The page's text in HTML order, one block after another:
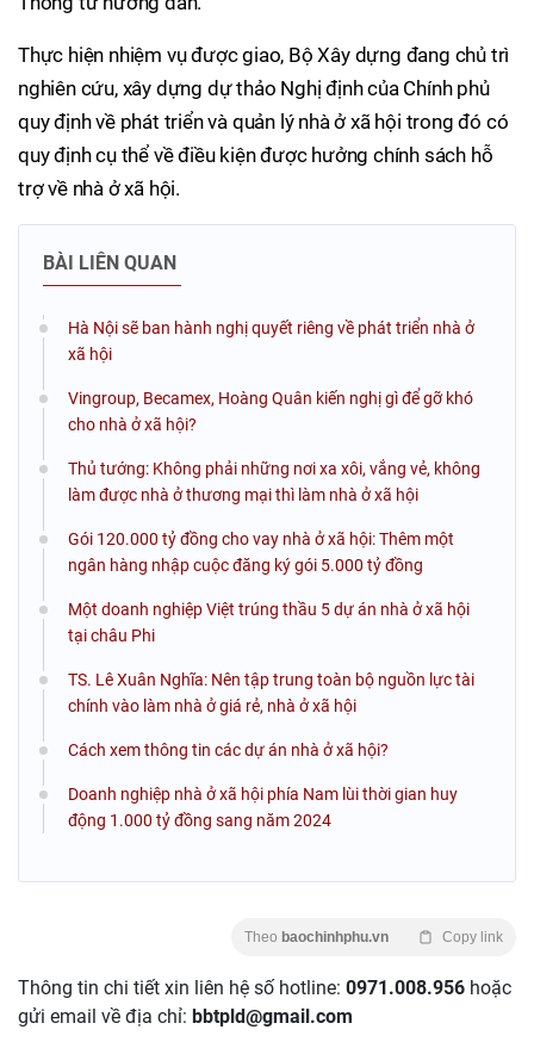
Thực hiện nhiệm vụ được giao, Bộ Xây dựng đang chủ trì
nghiên cứu, xây dựng dự thảo Nghị định của Chính phủ
quy định về phát triển và quản lý nhà ở xã hội trong đó có
quy định cụ thể về điều kiện được hưởng chính sách hỗ
trợ về nhà ở xã hội.
BÀI LIÊN QUAN
Hà Nội sẽ ban hành nghị quyết riêng về phát triển nhà ở
xã hội
Vingroup, Becamex, Hoàng Quân kiến nghị gì để gỡ khó
cho nhà ở xã hội?
Thủ tướng: Không phải những nơi xa xôi, vắng vẻ, không
làm được nhà ở thương mại thì làm nhà ở xã hội
Gói 120.000 tỷ đồng cho vay nhà ở xã hội: Thêm một
ngân hàng nhập cuộc đăng ký gói 5.000 tỷ đồng
Một doanh nghiệp Việt trúng thầu 5 dự án nhà ở xã hội
tại châu Phi
TS. Lê Xuân Nghĩa: Nên tập trung toàn bộ nguồn lực tài
chính vào làm nhà ở giá rẻ, nhà ở xã hội
Cách xem thông tin các dự án nhà ở xã hội?
Doanh nghiệp nhà ở xã hội phía Nam lùi thời gian huy
động 1.000 tỷ đồng sang năm 2024
Theo baochinhphu.vn Copy link
Thông tin chi tiết xin liên hệ số hotline: 0971.008.956 hoặc
gửi email về địa chỉ: bbtpld@gmail.com